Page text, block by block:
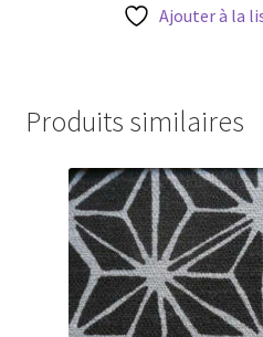
Ajouter à la
Produits similaires